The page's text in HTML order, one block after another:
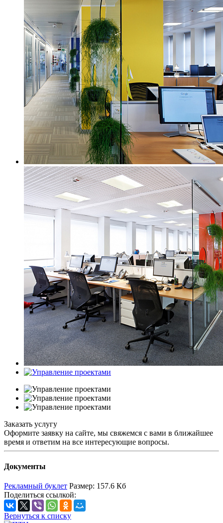
Заказать услугу
Оформите заявку на сайте, мы свяжемся с вами в ближайшее
время и ответим на все интересующие вопросы.
Документы
Рекламный буклет Размер: 157.6 Кб
Поделиться ссылкой:
Вернуться к списку